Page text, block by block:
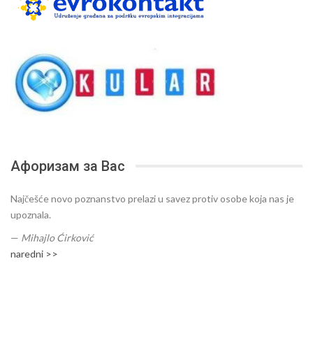
Афоризам за Вас
Najčešće novo poznanstvo prelazi u savez protiv osobe koja nas je
upoznala.
— Mihajlo Ćirković
naredni >>